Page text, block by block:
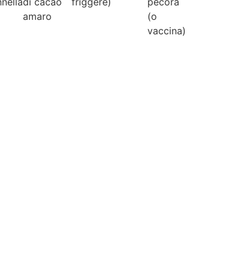
amaro
(o
vaccina)